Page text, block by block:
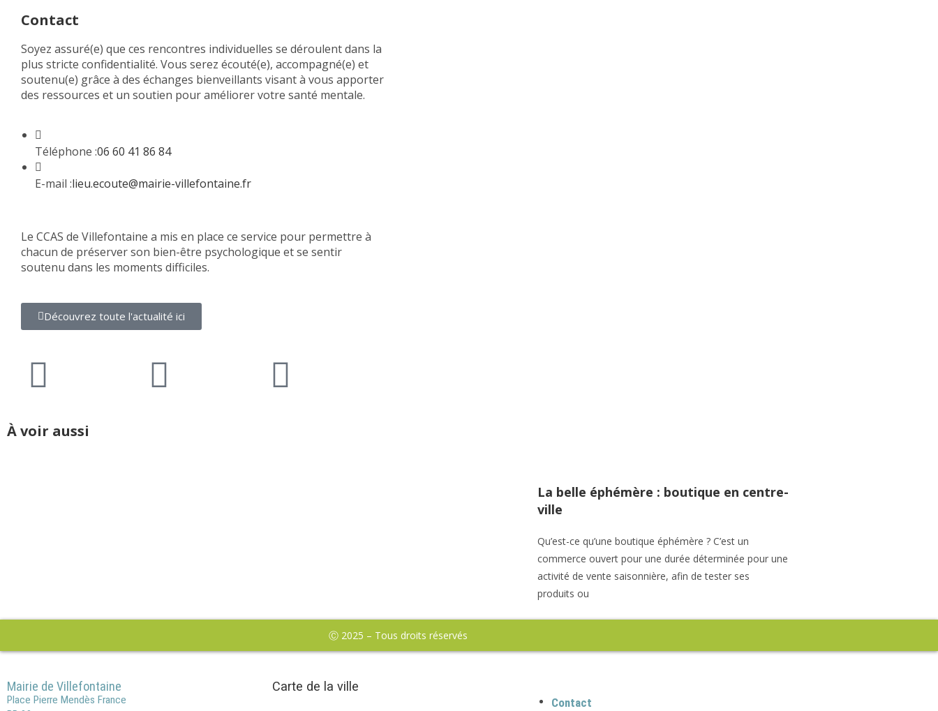
Contact
Soyez assuré(e) que ces rencontres individuelles se déroulent dans la
plus stricte confidentialité. Vous serez écouté(e), accompagné(e) et
soutenu(e) grâce à des échanges bienveillants visant à vous apporter
des ressources et un soutien pour améliorer votre santé mentale.
Téléphone :06 60 41 86 84
E-mail :lieu.ecoute@mairie-villefontaine.fr
Le CCAS de Villefontaine a mis en place ce service pour permettre à
chacun de préserver son bien-être psychologique et se sentir
soutenu dans les moments difficiles.
Découvrez toute l'actualité ici
À voir aussi
La belle éphémère : boutique en centre-
ville
Qu’est-ce qu’une boutique éphémère ? C’est un
commerce ouvert pour une durée déterminée pour une
activité de vente saisonnière, afin de tester ses
produits ou
Ⓒ 2025 – Tous droits réservés
Mairie de Villefontaine
Place Pierre Mendès France
Carte de la ville
Contact